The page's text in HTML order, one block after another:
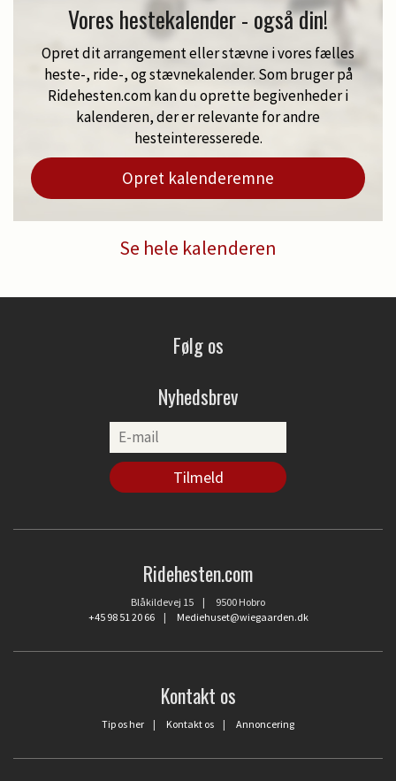
Vores hestekalender - også din!
Opret dit arrangement eller stævne i vores fælles
heste-, ride-, og stævnekalender. Som bruger på
Ridehesten.com kan du oprette begivenheder i
kalenderen, der er relevante for andre
hesteinteresserede.
Opret kalenderemne
Se hele kalenderen
Følg os
Nyhedsbrev
Ridehesten.com
Blåkildevej 15 | 9500 Hobro
+45 98 51 20 66| Mediehuset@wiegaarden.dk
Kontakt os
Tip os her | Kontakt os | Annoncering